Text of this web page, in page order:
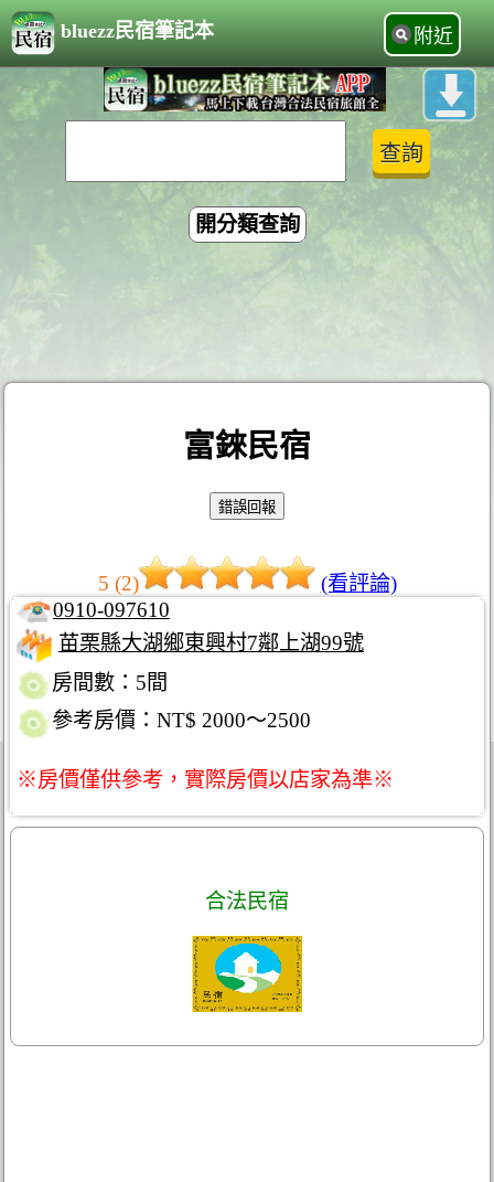
bluezz民宿筆記本 附近
開分類查詢
富錸民宿
5 (2)
(看評論)
0910-097610
苗栗縣大湖鄉東興村7鄰上湖99號
房間數：5間
參考房價：NT$ 2000～2500
※房價僅供參考，實際房價以店家為準※
合法民宿